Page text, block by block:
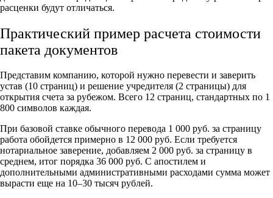
расценки будут отличаться.
Практический пример расчета стоимости
пакета документов
Представим компанию, которой нужно перевести и заверить
устав (10 страниц) и решение учредителя (2 страницы) для
открытия счета за рубежом. Всего 12 страниц, стандартных по 1
800 символов каждая.
При базовой ставке обычного перевода 1 000 руб. за страницу
работа обойдется примерно в 12 000 руб. Если требуется
нотариальное заверение, добавляем 2 000 руб. за страницу в
среднем, итог порядка 36 000 руб. С апостилем и
дополнительными административными расходами сумма может
вырасти еще на 10–30 тысяч рублей.